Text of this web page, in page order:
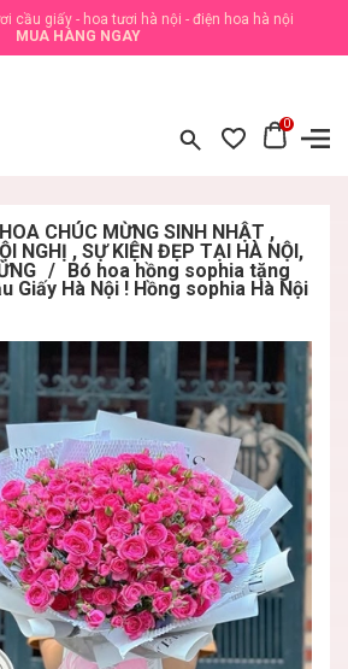
cầu giấy - hoa tươi hà nội - điện hoa hà nội
MUA HÀNG NGAY
0
CHÚC MỪNG SINH NHẬT ,
NGHỊ , SỰ KIỆN ĐẸP TẠI HÀ NỘI,
/ Bó hoa hồng sophia tặng
Giấy Hà Nội ! Hồng sophia Hà Nội